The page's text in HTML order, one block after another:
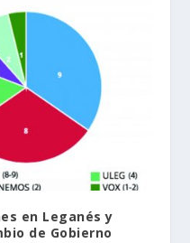
en Leganés y
de Gobierno